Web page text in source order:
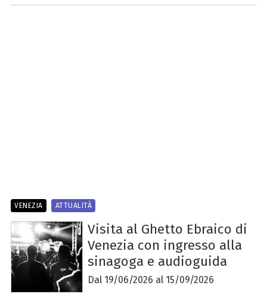
Visita al Ghetto Ebraico di
Venezia con ingresso alla
sinagoga e audioguida
Dal 19/06/2026 al 15/09/2026
VENEZIA ATTUALITÀ